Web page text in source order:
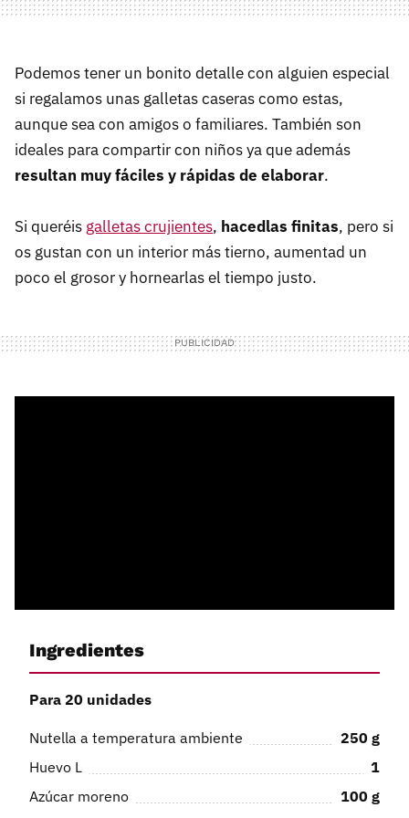
Podemos tener un bonito detalle con alguien especial
si regalamos unas galletas caseras como estas,
aunque sea con amigos o familiares. También son
ideales para compartir con niños ya que además
resultan muy fáciles y rápidas de elaborar.
Si queréis galletas crujientes, hacedlas finitas, pero si
os gustan con un interior más tierno, aumentad un
poco el grosor y hornearlas el tiempo justo.
Ingredientes
Para 20 unidades
Nutella a temperatura ambiente 250 g
Huevo L
1
Azúcar moreno
100 g